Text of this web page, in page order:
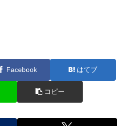
Facebook はてブ
コピー